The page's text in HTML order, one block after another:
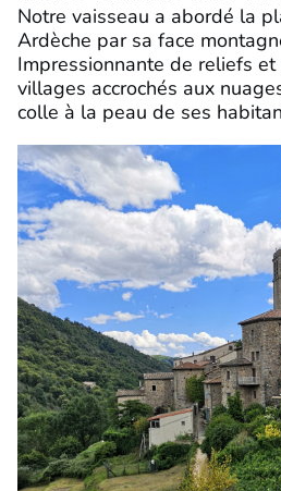
Notre vaisseau a abordé la
Ardèche par sa face
Impressionnante de reliefs
villages accrochés aux
colle à la peau de ses